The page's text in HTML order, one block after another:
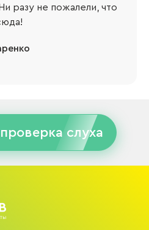
разу не пожалели, что
слуха